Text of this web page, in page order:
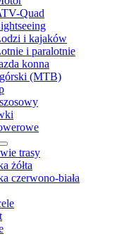
Quad
i kajaków
i paralotnie
konna
(MTB)
trasy
żółta
czerwono-biała